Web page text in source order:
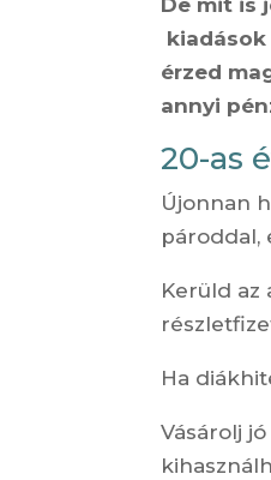
De mit is
érzed
annyi
20-as
Újonnan
pároddal,
Kerüld az
Ha
Vásárolj